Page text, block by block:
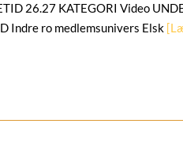
26.27 KATEGORI Video
Indre ro medlemsunivers Elsk